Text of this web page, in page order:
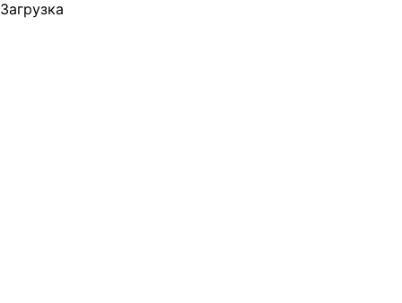
Загрузка